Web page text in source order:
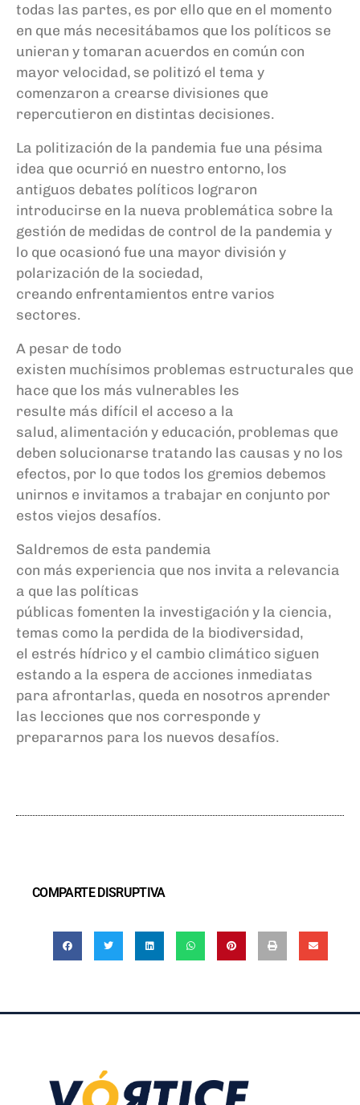
todas las partes, es por ello que en el momento
en que más necesitábamos que los políticos se
unieran y tomaran acuerdos en común con
mayor velocidad, se politizó el tema y
comenzaron a crearse divisiones que
repercutieron en distintas decisiones.
La politización de la pandemia fue una pésima
idea que ocurrió en nuestro entorno, los
antiguos debates políticos lograron
introducirse en la nueva problemática sobre la
gestión de medidas de control de la pandemia y
lo que ocasionófue una mayor división y
polarización de la sociedad,
creando enfrentamientos entre varios
sectores.
A pesar de todo
existen muchísimos problemas estructurales que
hace que los más vulnerables les
resulte más difícil el acceso a la
salud, alimentación y educación, problemas que
deben solucionarse tratando las causas y no los
efectos, por lo que todos los gremios debemos
unirnos e invitamos a trabajar en conjunto por
estos viejos desafíos.
Saldremos de esta pandemia
con más experiencia que nos invita a relevancia
a que las políticas
públicas fomenten la investigación y la ciencia,
temas como la perdida de la biodiversidad,
el estrés hídricoy el cambio climático siguen
estando a la espera de acciones inmediatas
para afrontarlas, queda en nosotros aprender
las lecciones que nos corresponde y
prepararnos para los nuevos desafíos.
COMPARTE DISRUPTIVA